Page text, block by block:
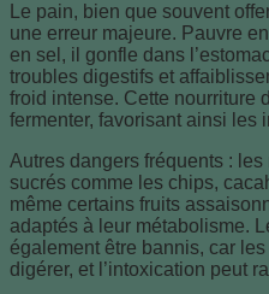
Le pain, bien que souvent
une erreur majeure. Pauvre
en sel, il gonfle dans
troubles digestifs et
froid intense. Cette nourriture
fermenter, favorisant ainsi les
Autres dangers fréquents :
sucrés comme les chips,
même certains fruits
adaptés à leur métabolisme.
également être bannis, car
digérer, et l’intoxication peut